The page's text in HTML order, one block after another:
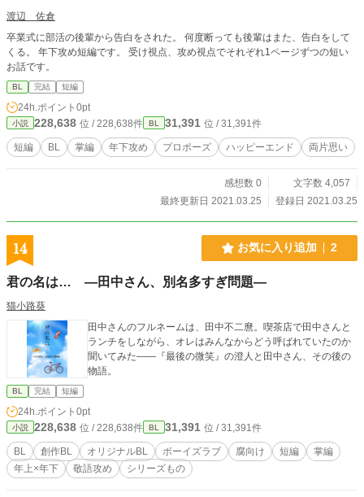
渡辺 佐倉
卒業式に部活の後輩から告白をされた。 何度断っても後輩はまた、告白をして
くる。 年下攻め短編です。 受け視点、攻め視点でそれぞれ1ページずつの短い
お話です。
BL 完結 短編
24h.ポイント 0pt
小説 228,638 位 / 228,638件 BL 31,391 位 / 31,391件
短編 BL 掌編 年下攻め プロポーズ ハッピーエンド 両片思い
感想数 0
文字数 4,057
最終更新日 2021.03.25
登録日 2021.03.25
14 お気に入り追加 2
君の名は… ―田中さん、別名多すぎ問題―
猫小路葵
田中さんのフルネームは、田中不二麿。喫茶店で田中さんと
ランチをしながら、オレはみんなからどう呼ばれていたのか
聞いてみた――『最後の微笑』の澄人と田中さん、その後の
物語。
BL 完結 短編
24h.ポイント 0pt
小説 228,638 位 / 228,638件 BL 31,391 位 / 31,391件
BL 創作BL オリジナルBL ボーイズラブ 腐向け 短編
掌編
年上×年下
敬語攻め シリーズもの